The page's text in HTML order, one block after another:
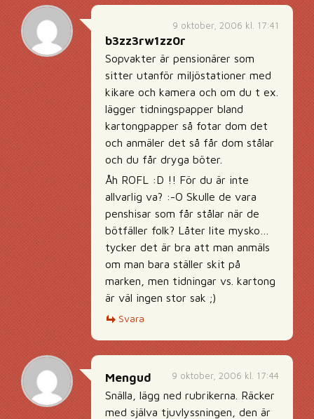
9 oktober, 2006 kl. 17:41
b3zz3rw1zz0r
Sopvakter är pensionärer som
sitter utanför miljöstationer med
kikare och kamera och om du t ex.
lägger tidningspapper bland
kartongpapper så fotar dom det
och anmäler det så får dom stålar
och du får dryga böter.
Åh ROFL :D !! För du är inte
allvarlig va? :-O Skulle de vara
penshisar som får stålar när de
bötfäller folk? Låter lite mysko…
tycker det är bra att man anmäls
om man bara ställer skit på
marken, men tidningar vs. kartong
är väl ingen stor sak ;)
Svara
9 oktober, 2006 kl. 17:44
Mengud
Snälla, lägg ned rubrikerna. Räcker
med själva tjuvlyssningen, den är